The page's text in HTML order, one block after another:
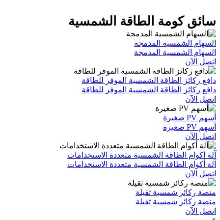
الطاقة الشمسية
المدمجة
المدمجة
الطاقة الشمسية الموفر للطاقة
الطاقة الشمسية الموفر للطاقة
الطاقة الشمسية متعددة الاستخدامات
الطاقة الشمسية متعددة الاستخدامات
شمسية ثقيلة
شمسية ثقيلة